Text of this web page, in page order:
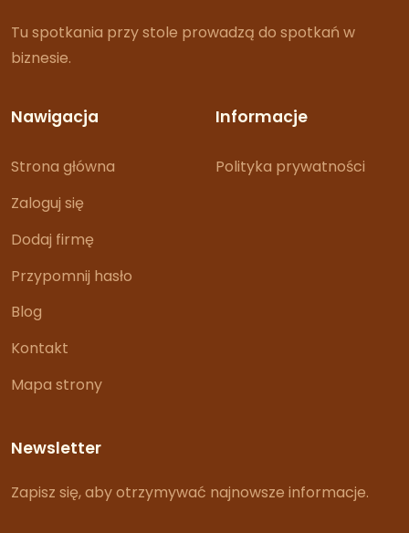
Tu spotkania przy stole prowadzą do spotkań w
biznesie.
Nawigacja
Strona główna
Zaloguj się
Dodaj firmę
Przypomnij hasło
Blog
Kontakt
Mapa strony
Informacje
Polityka prywatności
Newsletter
Zapisz się, aby otrzymywać najnowsze informacje.